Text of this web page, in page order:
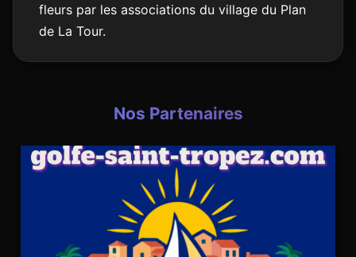
fleurs par les associations du village du Plan
de La Tour.
Nos Partenaires